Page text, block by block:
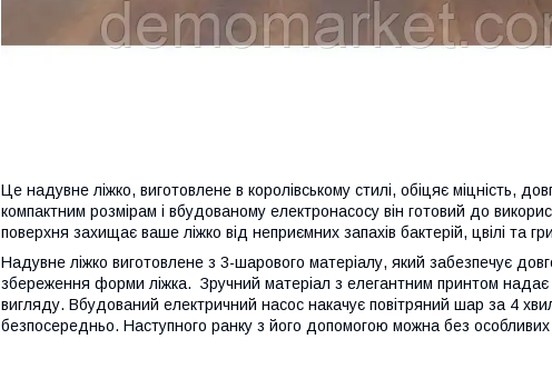
Це надувне ліжко, виготовлене в королівському стилі, обіцяє міцність,
компактним розмірам і вбудованому електронасосу він готовий до
поверхня захищає ваше ліжко від неприємних запахів бактерій, цвілі та
Надувне ліжко виготовлене з 3-шарового матеріалу, який забезпечує
збереження форми ліжка. Зручний матеріал з елегантним принтом надає
вигляду. Вбудований електричний насос накачує повітряний шар за 4
безпосередньо. Наступного ранку з його допомогою можна без